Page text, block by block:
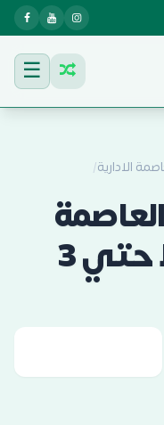
☰
الادارية/
الإدارية بتقسيط حتي 3